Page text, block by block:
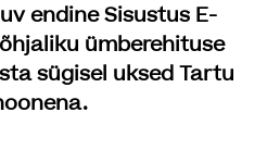
endine Sisustus E-
ümberehituse
sügisel uksed Tartu